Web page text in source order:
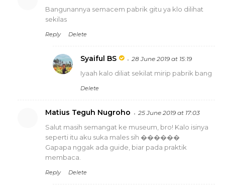
Bangunannya semacem pabrik gitu ya klo dilihat
sekilas
Reply Delete
Syaiful BS 28 June 2019 at 15:19
Iyaah kalo diliat sekilat mirip pabrik bang
Delete
Matius Teguh Nugroho 25 June 2019 at 17:03
Salut masih semangat ke museum, bro! Kalo isinya
seperti itu aku suka males sih ������
Gapapa nggak ada guide, biar pada praktik
membaca.
Reply Delete